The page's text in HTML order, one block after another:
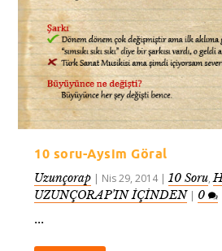
10 soru-Aysim Göral
Uzunçorap | Nis 29, 2014|10 Soru,
UZUNÇORAP’IN İÇİNDEN| 0
...